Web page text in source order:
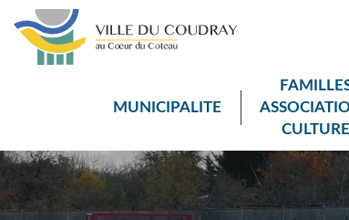
MUNICIPALITE
CULTURE